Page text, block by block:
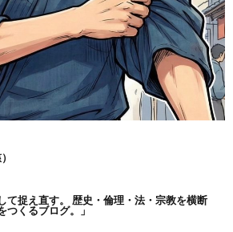
て捉え直す。
歴史・倫理・法・宗教を横断
つくるブログ。」